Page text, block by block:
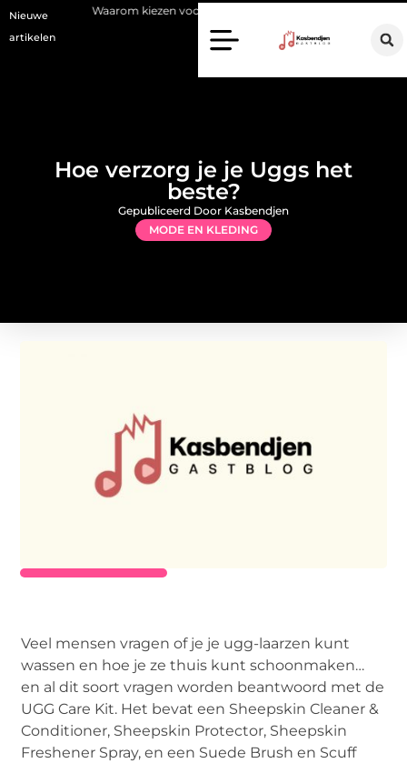
Nieuwe
artikelen
kiezen voor een stukadoor in Amersfoort?
Hoe verzorg je je Uggs het
beste?
MODE EN KLEDING
Gepubliceerd Door Kasbendjen
Veel mensen vragen of je je ugg-laarzen kunt
wassen en hoe je ze thuis kunt schoonmaken…
en al dit soort vragen worden beantwoord met de
UGG Care Kit. Het bevat een Sheepskin Cleaner &
Conditioner, Sheepskin Protector, Sheepskin
Freshener Spray, en een Suede Brush en Scuff